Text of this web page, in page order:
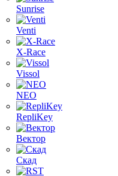
Sunrise
Venti
X-Race
Vissol
NEO
RepliKey
Вектор
Скад